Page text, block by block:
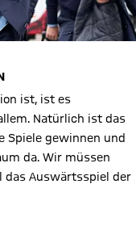
ist, ist es
Natürlich ist das
Spiele gewinnen und
da. Wir müssen
Auswärtsspiel der